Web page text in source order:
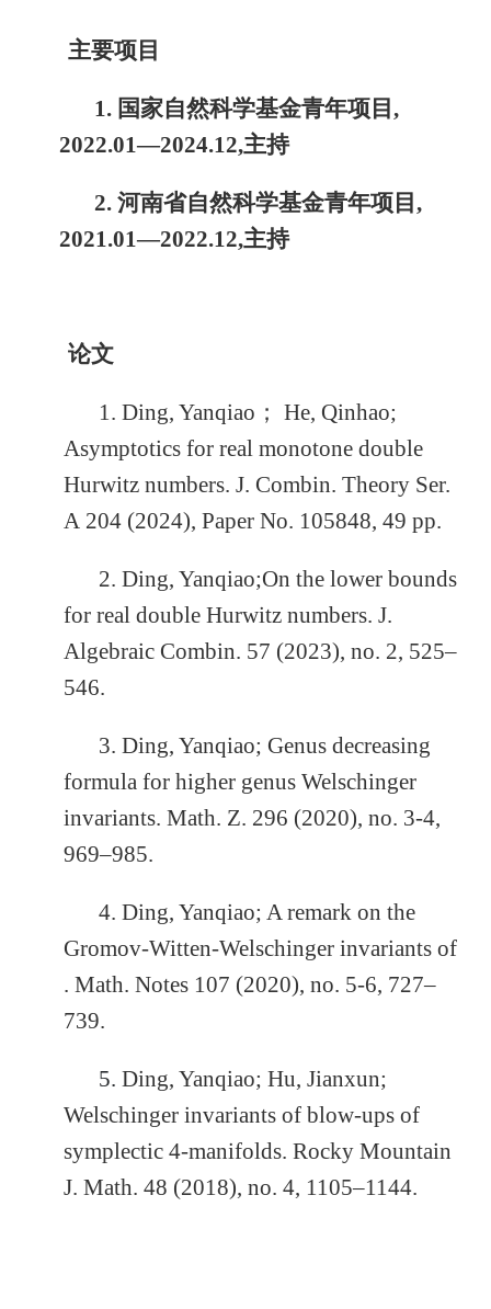
主要项目
1. 国家自然科学基金青年项目,
2022.01—2024.12,主持
2. 河南省自然科学基金青年项目,
2021.01—2022.12,主持
论文
1. Ding, Yanqiao ； He, Qinhao;
Asymptotics for real monotone double
Hurwitz numbers. J. Combin. Theory Ser.
A 204 (2024), Paper No. 105848, 49 pp.
2. Ding, Yanqiao;On the lower bounds
for real double Hurwitz numbers. J.
Algebraic Combin. 57 (2023), no. 2, 525–
546.
3. Ding, Yanqiao; Genus decreasing
formula for higher genus Welschinger
invariants. Math. Z. 296 (2020), no. 3-4,
969–985.
4. Ding, Yanqiao; A remark on the
Gromov-Witten-Welschinger invariants of
. Math. Notes 107 (2020), no. 5-6, 727–
739.
5. Ding, Yanqiao; Hu, Jianxun;
Welschinger invariants of blow-ups of
symplectic 4-manifolds. Rocky Mountain
J. Math. 48 (2018), no. 4, 1105–1144.